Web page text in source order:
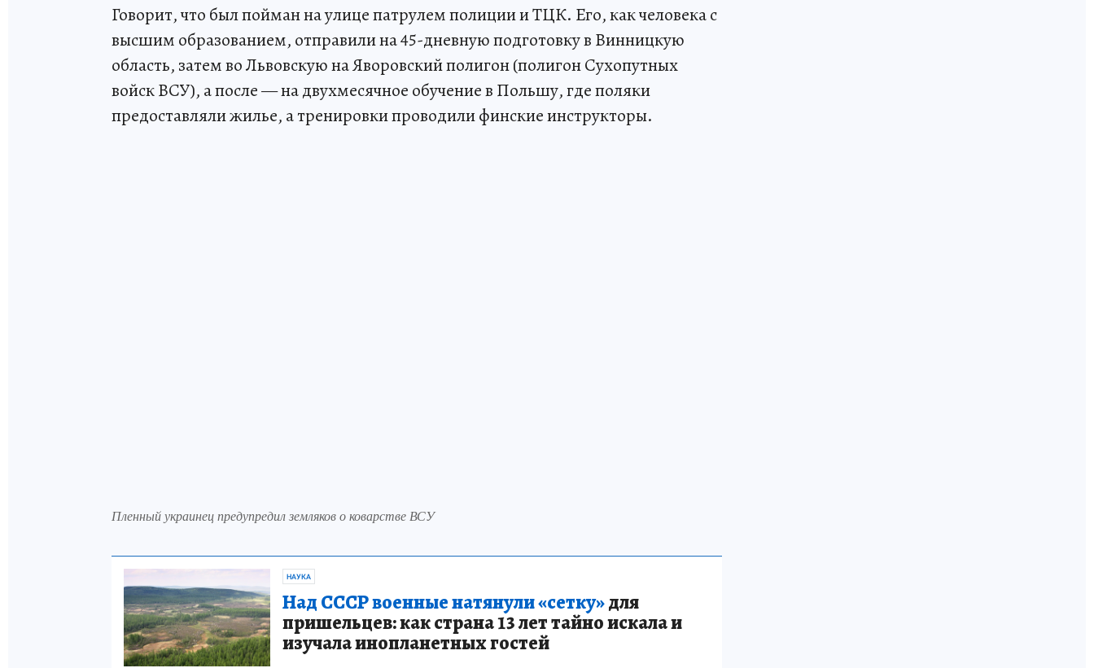
Говорит, что был пойман на улице патрулем полиции и ТЦК. Его, как человека с
высшим образованием, отправили на 45-дневную подготовку в Винницкую
область, затем во Львовскую на Яворовский полигон (полигон Сухопутных
войск ВСУ), а после — на двухмесячное обучение в Польшу, где поляки
предоставляли жилье, а тренировки проводили финские инструкторы.
Пленный украинец предупредил земляков о коварстве ВСУ
НАУКА
Над СССР военные натянули «сетку»для
пришельцев: как страна 13 лет тайно искала и
изучала инопланетных гостей